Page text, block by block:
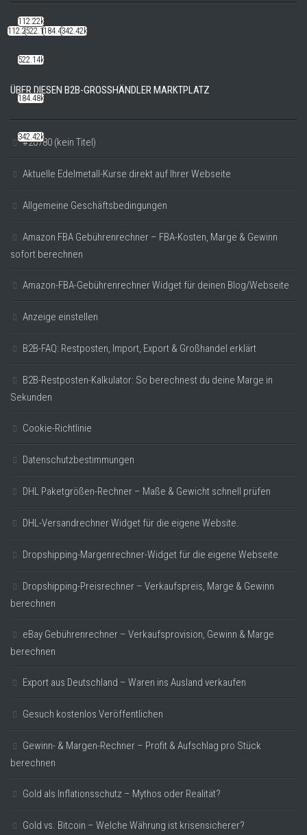
112.22k522.14k184.48k342.42k
ÜBER DIESEN B2B-GROSSHÄNDLER MARKTPLATZ
#20780 (kein Titel)
Aktuelle Edelmetall-Kurse direkt auf Ihrer Webseite
Allgemeine Geschäftsbedingungen
Amazon FBA Gebührenrechner – FBA-Kosten, Marge & Gewinn
sofort berechnen
Amazon-FBA-Gebührenrechner Widget für deinen Blog/Webseite
Anzeige einstellen
B2B-FAQ: Restposten, Import, Export & Großhandel erklärt
B2B-Restposten-Kalkulator: So berechnest du deine Marge in
Sekunden
Cookie-Richtlinie
Datenschutzbestimmungen
DHL Paketgrößen-Rechner – Maße & Gewicht schnell prüfen
DHL-Versandrechner Widget für die eigene Website.
Dropshipping-Margenrechner-Widget für die eigene Webseite
Dropshipping-Preisrechner – Verkaufspreis, Marge & Gewinn
berechnen
eBay Gebührenrechner – Verkaufsprovision, Gewinn & Marge
berechnen
Export aus Deutschland – Waren ins Ausland verkaufen
Gesuch kostenlos Veröffentlichen
Gewinn- & Margen-Rechner – Profit & Aufschlag pro Stück
berechnen
Gold als Inflationsschutz – Mythos oder Realität?
Gold vs. Bitcoin – Welche Währung ist krisensicherer?
112.22k
522.14k
184.48k
342.42k